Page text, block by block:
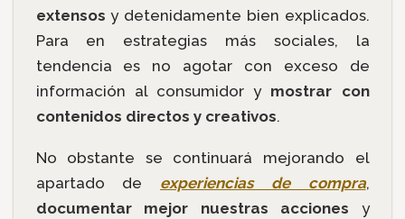
extensos y detenidamente bien explicados.
Para en estrategias más sociales, la
tendencia es no agotar con exceso de
información al consumidor y mostrar con
contenidos directos y creativos.
No obstante se continuará mejorando el
apartado de experiencias de compra,
documentar mejor nuestras acciones y